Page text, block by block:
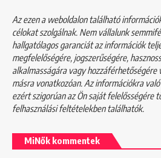
Az ezen a weboldalon található
célokat szolgálnak. Nem vállalunk
hallgatólagos garanciát az információk
megfelelőségére, jogszerűségére,
alkalmasságára vagy hozzáférhetőségére
másra vonatkozóan. Az információkra
ezért szigorúan az Ön saját felelősségére
felhasználási feltételekbentalálhatók.
MiNők kommentek